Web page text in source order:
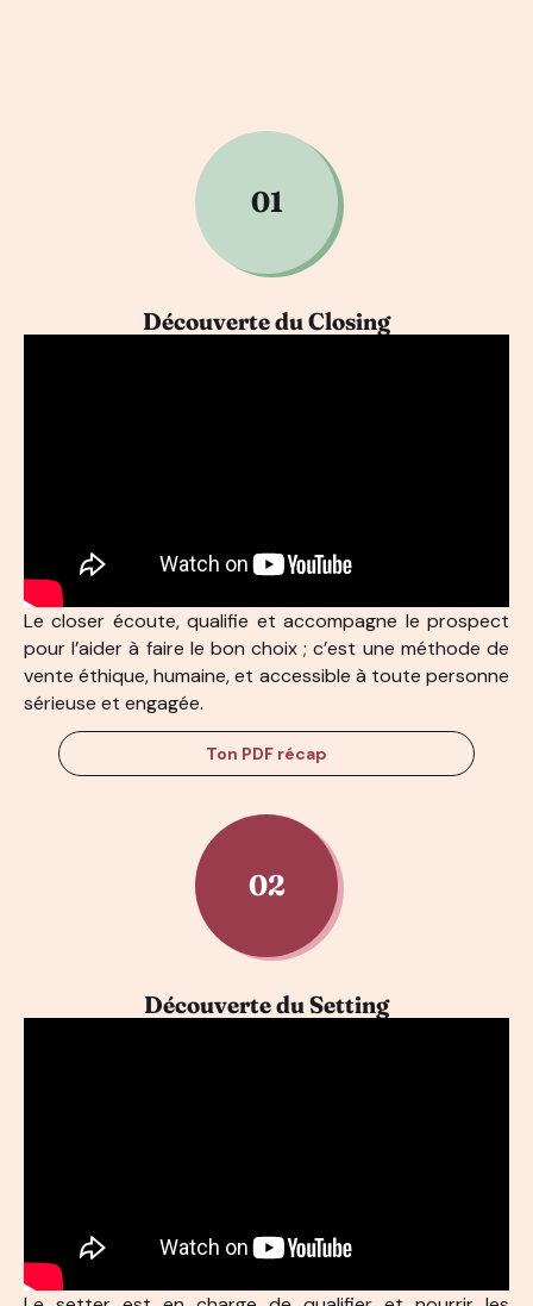
01
Découverte du Closing
Le closer écoute, qualifie et accompagne le prospect
pour l’aider à faire le bon choix ; c’est une méthode de
vente éthique, humaine, et accessible à toute personne
sérieuse et engagée.
Ton PDF récap
02
Découverte du Setting